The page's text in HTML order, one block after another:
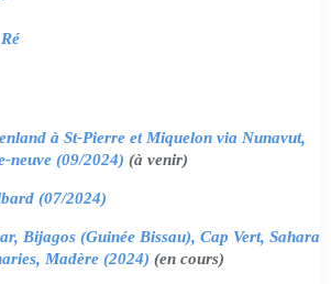
à St-Pierre et Miquelon via Nunavut,
neuve (09/2024) (à venir)
(07/2024)
Bijagos (Guinée Bissau), Cap Vert, Sahara
Madère (2024) (en cours)